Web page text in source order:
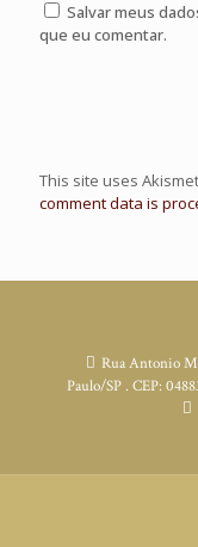
Salvar meus
que eu comentar.
This site uses
comment data is
Rua Antonio
Paulo/SP . CEP: